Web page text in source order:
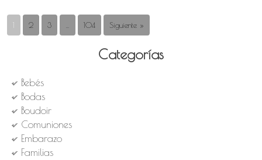
1 2 3 … 104 Siguiente »
Categorías
Bebés
Bodas
Boudoir
Comuniones
Embarazo
Familias